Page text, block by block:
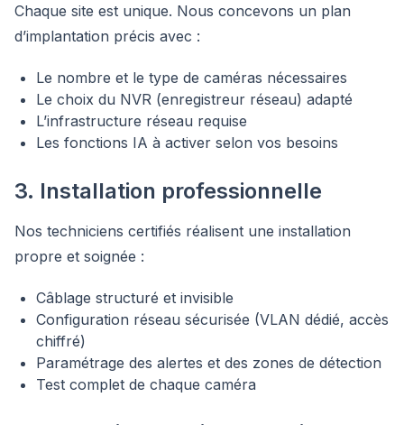
Chaque site est unique. Nous concevons un plan
d’implantation précis avec :
Le nombre et le type de caméras nécessaires
Le choix du NVR (enregistreur réseau) adapté
L’infrastructure réseau requise
Les fonctions IA à activer selon vos besoins
3. Installation professionnelle
Nos techniciens certifiés réalisent une installation
propre et soignée :
Câblage structuré et invisible
Configuration réseau sécurisée (VLAN dédié, accès
chiffré)
Paramétrage des alertes et des zones de détection
Test complet de chaque caméra